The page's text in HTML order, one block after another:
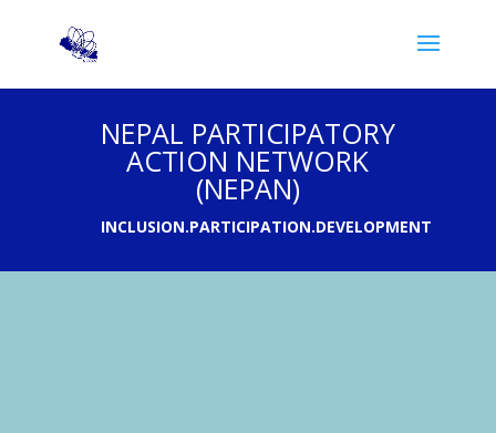
NEPAL PARTICIPATORY
ACTION NETWORK
(NEPAN)
INCLUSION.PARTICIPATION.DEVELOPMENT